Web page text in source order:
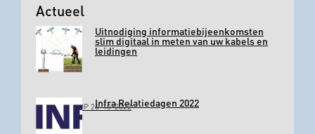
Actueel
Uitnodiging informatiebijeenkomsten
slim digitaal in meten van uw kabels en
leidingen
GEPLAATST OP 26-10-2022Infra Relatiedagen 2022